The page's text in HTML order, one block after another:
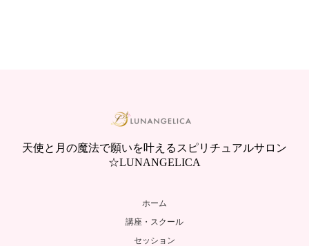
天使と月の魔法で願いを叶えるスピリチュアルサロン
☆LUNANGELICA
ホーム
講座・スクール
セッション